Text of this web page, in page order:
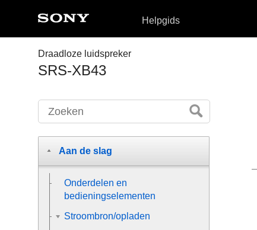
Helpgids
Draadloze luidspreker
SRS-XB43
Aan de slag
Onderdelen en
bedieningselementen
Stroombron/opladen